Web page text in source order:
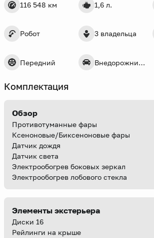
116 548 км 1,6 л.
Робот 3 владельца
Передний Внедорожник 5 дв.
Комплектация
Обзор
Противотуманные фары
Ксеноновые/Биксеноновые фары
Датчик дождя
Датчик света
Электрообогрев боковых зеркал
Электрообогрев лобового стекла
Элементы экстерьера
Диски 16
Рейлинги на крыше